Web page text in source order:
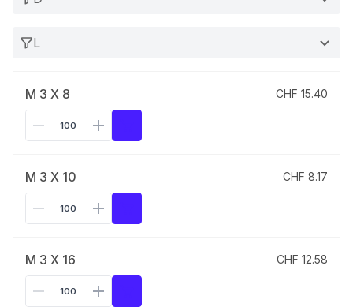
L
M 3 X 8 CHF 15.40
M 3 X 10 CHF 8.17
M 3 X 16 CHF 12.58